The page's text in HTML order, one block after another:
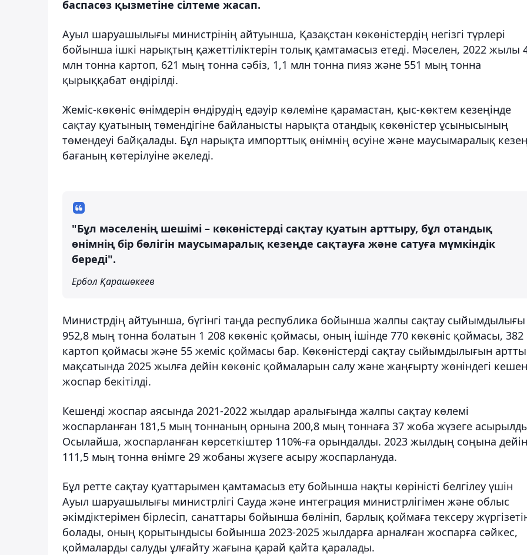
баспасөз қызметіне сілтеме жасап.
Ауыл шаруашылығы министрінің айтуынша, Қазақстан көкөністердің негізгі түрлері
бойынша ішкі нарықтың қажеттіліктерін толық қамтамасыз етеді. Мәселен, 2022 жылы
млн тонна картоп, 621 мың тонна сәбіз, 1,1 млн тонна пияз және 551 мың тонна
қырыққабат өндірілді.
Жеміс-көкөніс өнімдерін өндірудің едәуір көлеміне қарамастан, қыс-көктем кезеңінде
сақтау қуатының төмендігіне байланысты нарықта отандық көкөністер ұсынысының
төмендеуі байқалады. Бұл нарықта импорттық өнімнің өсуіне және маусымаралық
бағаның көтерілуіне әкеледі.
"Бұл мәселенің шешімі – көкөністерді сақтау қуатын арттыру, бұл отандық
өнімнің бір бөлігін маусымаралық кезеңде сақтауға және сатуға мүмкіндік
береді".
Ербол Қарашөкеев
Министрдің айтуынша, бүгінгі таңда республика бойынша жалпы сақтау
952,8 мың тонна болатын 1 208 көкөніс қоймасы, оның ішінде 770 көкөніс қоймасы, 382
картоп қоймасы және 55 жеміс қоймасы бар. Көкөністерді сақтау сыйымдылығын
мақсатында 2025 жылға дейін көкөніс қоймаларын салу және жаңғырту жөніндегі
жоспар бекітілді.
Кешенді жоспар аясында 2021-2022 жылдар аралығында жалпы сақтау көлемі
жоспарланған 181,5 мың тоннаның орнына 200,8 мың тоннаға 37 жоба жүзеге
Осылайша, жоспарланған көрсеткіштер 110%-ға орындалды. 2023 жылдың соңына дейін
111,5 мың тонна өнімге 29 жобаны жүзеге асыру жоспарлануда.
Бұл ретте сақтау қуаттарымен қамтамасыз ету бойынша нақты көріністі белгілеу үшін
Ауыл шаруашылығы министрлігі Сауда және интеграция министрлігімен және облыс
әкімдіктерімен бірлесіп, санаттары бойынша бөлініп, барлық қоймаға тексеру
болады, оның қорытындысы бойынша 2023-2025 жылдарға арналған жоспарға сәйкес,
қоймаларды салуды ұлғайту жағына қарай қайта қаралады.